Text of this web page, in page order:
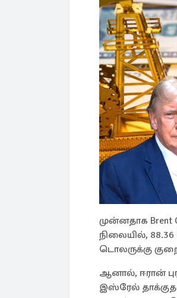
முன்னதாக
நிலையில்,
டொலருக்கு
ஆனால், ஈரான்
இஸ்ரேல்